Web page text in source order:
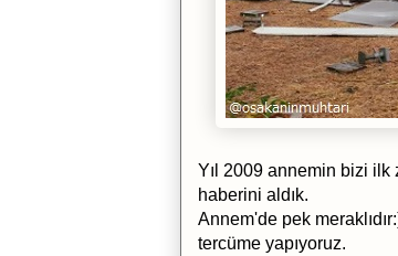
Yıl 2009 annemin bizi ilk
haberini aldık.
Annem'de pek
tercüme yapıyoruz.